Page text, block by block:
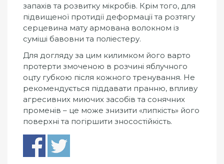
запахів та розвитку мікробів. Крім того, для
підвищеної протидії деформації та розтягу
серцевина мату армована волокном із
суміші бавовни та поліестеру.
Для догляду за цим килимком його варто
протерти змоченою в розчині яблучного
оцту губкою після кожного тренування. Не
рекомендується піддавати пранню, впливу
агресивних миючих засобів та сонячних
променів – це може знизити «липкість» його
поверхні та погіршити зносостійкість.